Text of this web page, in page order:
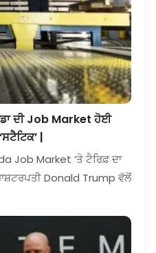
ਦੀ Job Market ਹੋਈ
|
Job Market ‘ਤੇ ਟੈਰਿਫ਼ ਦਾ
Donald Trump ਵੱਲੋਂ